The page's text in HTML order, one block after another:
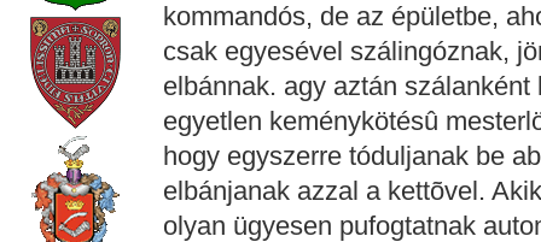
kommandós, de az épületbe,
csak egyesével szálingóznak,
elbánnak. agy aztán
egyetlen keménykötésû
hogy egyszerre tóduljanak be
elbánjanak azzal a kettõvel.
olyan ügyesen pufogtatnak